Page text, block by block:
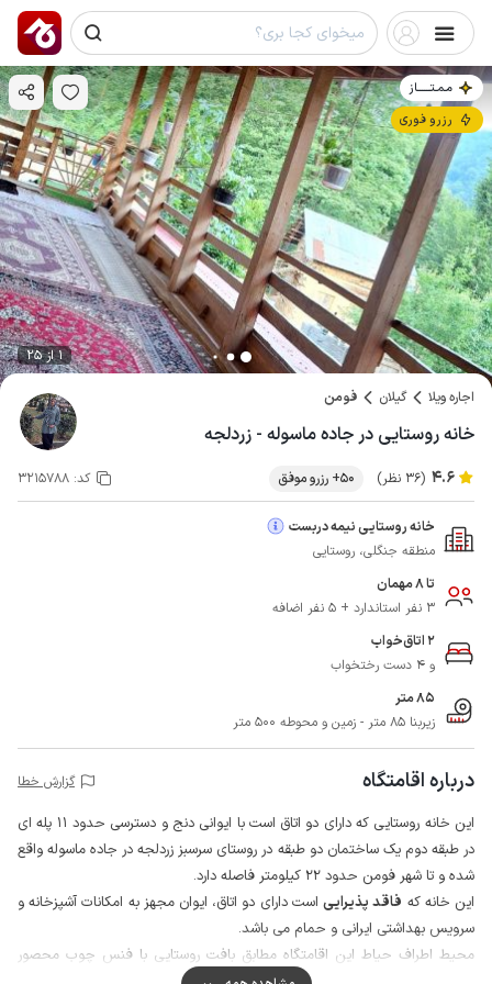
مـمـتــــــاز
رزرو فوری
1 از 25
اجاره ویلا گیلان فومن
خانه روستایی در جاده ماسوله - زردلجه
4.6 (36 نظر) 50+ رزرو موفق کد: 3215788
خانه روستایی نیمه دربست
منطقه جنگلی، روستایی
تا 8 مهمان
3 نفر استاندارد + 5 نفر اضافه
2 اتاق‌خواب
و 4 دست رختخواب
85 متر
زیربنا 85 متر - زمین و محوطه 500 متر
درباره اقامتگاه گزارش خطا
این خانه روستایی که دارای دو اتاق است با ایوانی دنج و دسترسی حدود 11 پله ای
در طبقه دوم یک ساختمان دو طبقه در روستای سرسبز زردلجه در جاده ماسوله واقع
شده و تا شهر فومن حدود 22 کیلومتر فاصله دارد.
این خانه که فاقد پذیراییاست دارای دو اتاق، ایوان مجهز به امکانات آشپزخانه و
سرویس بهداشتی ایرانی و حمام می باشد.
محیط اطراف حیاط این اقامتگاه مطابق بافت روستایی با فنس چوب محصور